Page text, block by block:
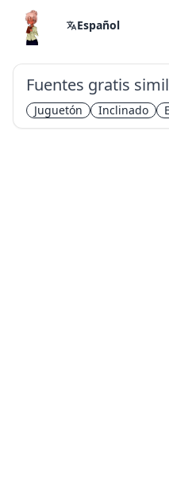
Español
Fuentes gratis
Juguetón Inclinado